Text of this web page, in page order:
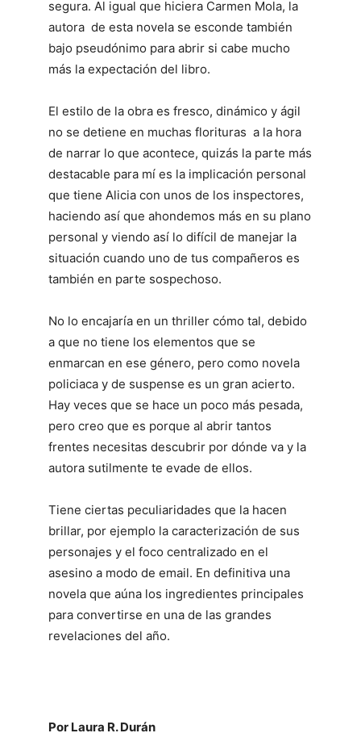
segura. Al igual que hiciera Carmen Mola, la
autora de esta novela se esconde también
bajo pseudónimo para abrir si cabe mucho
más la expectación del libro.
El estilo de la obra es fresco, dinámico y ágil
no se detiene en muchas florituras a la hora
de narrar lo que acontece, quizás la parte más
destacable para mí es la implicación personal
que tiene Alicia con unos de los inspectores,
haciendo así que ahondemos más en su plano
personal y viendo así lo difícil de manejar la
situación cuando uno de tus compañeros es
también en parte sospechoso.
No lo encajaría en un thriller cómo tal, debido
a que no tiene los elementos que se
enmarcan en ese género, pero como novela
policiaca y de suspense es un gran acierto.
Hay veces que se hace un poco más pesada,
pero creo que es porque al abrir tantos
frentes necesitas descubrir por dónde va y la
autora sutilmente te evade de ellos.
Tiene ciertas peculiaridades que la hacen
brillar, por ejemplo la caracterización de sus
personajes y el foco centralizado en el
asesino a modo de email. En definitiva una
novela que aúna los ingredientes principales
para convertirse en una de las grandes
revelaciones del año.
Por Laura R. Durán